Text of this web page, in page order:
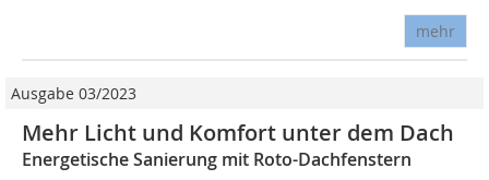
mehr
Ausgabe 03/2023
Mehr Licht und Komfort unter dem Dach
Energetische Sanierung mit Roto-Dachfenstern